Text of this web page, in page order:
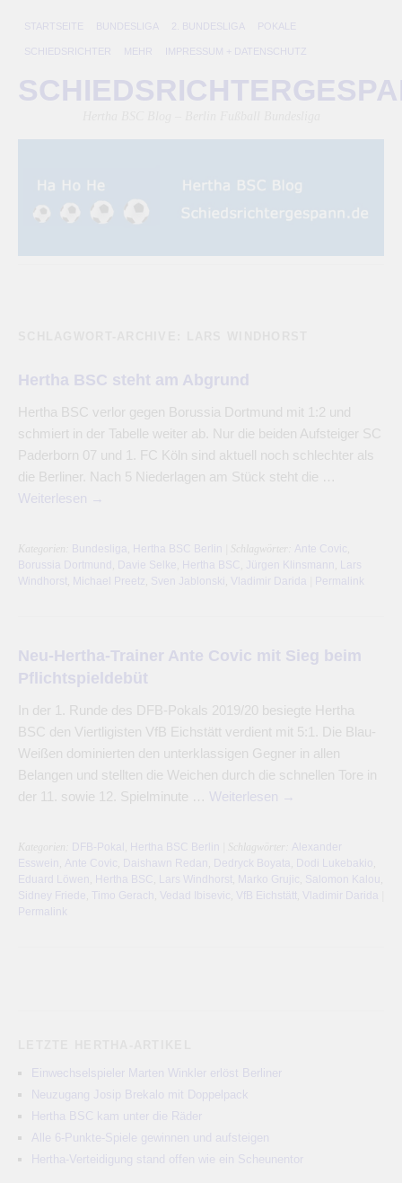
STARTSEITE BUNDESLIGA 2. BUNDESLIGA POKALE
SCHIEDSRICHTER MEHR IMPRESSUM + DATENSCHUTZ
Hertha BSC steht am Abgrund
Hertha BSC verlor gegen Borussia Dortmund mit 1:2 und
schmiert in der Tabelle weiter ab. Nur die beiden Aufsteiger SC
Paderborn 07 und 1. FC Köln sind aktuell noch schlechter als
die Berliner. Nach 5 Niederlagen am Stück steht die …
Weiterlesen →
Kategorien: Bundesliga Hertha BSC Berlin | Schlagwörter: Ante Covic
Borussia Dortmund
Davie Selke Hertha BSC Jürgen Klinsmann
Lars
Windhorst Michael Preetz Sven Jablonski Vladimir Darida Permalink
Neu-Hertha-Trainer Ante Covic mit Sieg beim
Pflichtspieldebüt
In der 1. Runde des DFB-Pokals 2019/20 besiegte Hertha
BSC den Viertligisten VfB Eichstätt verdient mit 5:1. Die Blau-
Weißen dominierten den unterklassigen Gegner in allen
Belangen und stellten die Weichen durch die schnellen Tore in
der 11. sowie 12. Spielminute … Weiterlesen →
Kategorien: DFB-Pokal Hertha BSC Berlin | Schlagwörter:
Alexander
Esswein
Ante Covic Daishawn Redan Dedryck Boyata Dodi Lukebakio
Eduard Löwen
Hertha BSC Lars Windhorst Marko Grujic Salomon Kalou
Sidney Friede Timo Gerach Vedad Ibisevic VfB Eichstätt Vladimir Darida
Permalink
Einwechselspieler Marten Winkler erlöst Berliner
Neuzugang Josip Brekalo mit Doppelpack
Hertha BSC kam unter die Räder
Alle 6-Punkte-Spiele gewinnen und aufsteigen
Hertha-Verteidigung stand offen wie ein Scheunentor